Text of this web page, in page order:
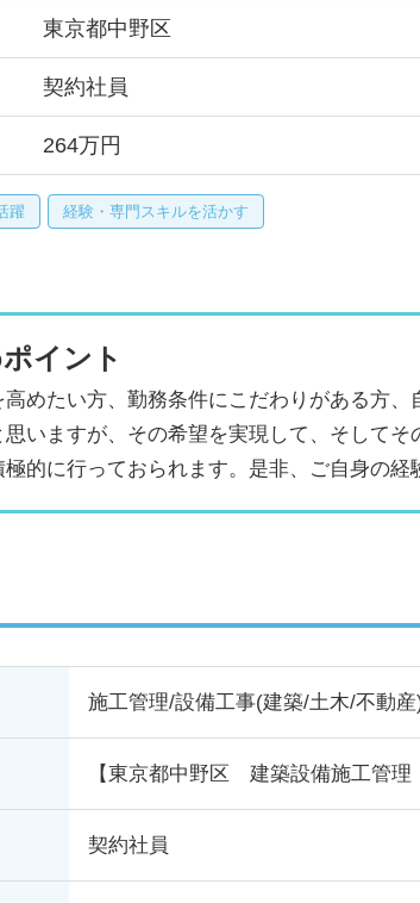
東京都中野区
契約社員
264万円
躍 経験・専門スキルを活かす
イント
高めたい方、勤務条件にこだわりがある方
思いますが、その希望を実現して、そして
的に行っておられます。是非、ご自身の経
施工管理/設備工事(建築/土木/不動産
【東京都中野区 建築設備施工管
契約社員